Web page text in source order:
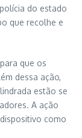
do estado
que recolhe e
que os
dessa ação,
estão se
A ação
como